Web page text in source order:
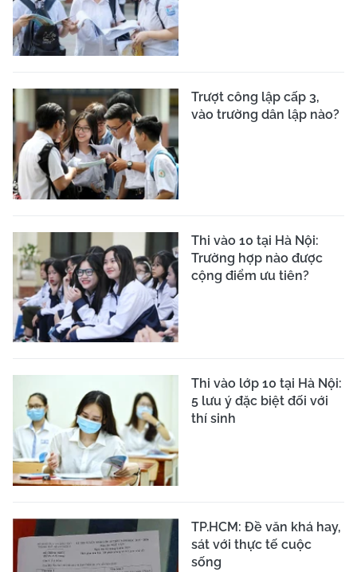
Trượt công lập cấp 3,
vào trường dân lập nào?
Thi vào 10 tại Hà Nội:
Trường hợp nào được
cộng điểm ưu tiên?
Thi vào lớp 10 tại Hà Nội:
5 lưu ý đặc biệt đối với
thí sinh
TP.HCM: Đề văn khá hay,
sát với thực tế cuộc
sống